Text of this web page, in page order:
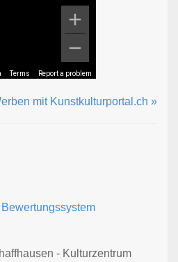
Terms Report a problem
mit Kunstkulturportal.ch »
- Kulturzentrum